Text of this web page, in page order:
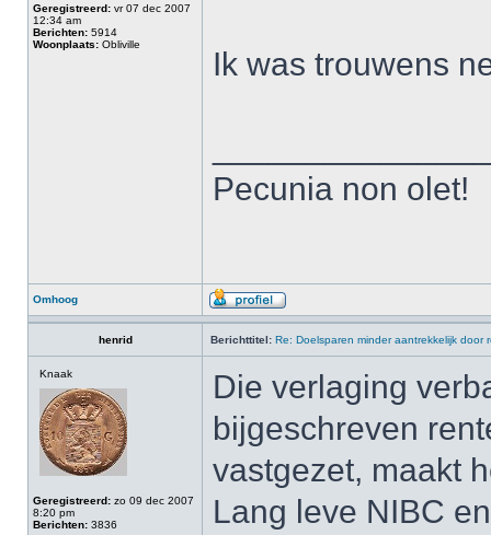
Geregistreerd: vr 07 dec 2007
12:34 am
Berichten: 5914
Woonplaats: Obliville
Ik was trouwens
Pecunia non olet!
Omhoog
henrid Berichttitel: Re: Doelsparen minder aantrekkelijk door
Knaak
Geregistreerd: zo 09 dec 2007
8:20 pm
Berichten: 3836
Die verlaging
bijgeschreven
vastgezet, maakt
Lang leve NIBC